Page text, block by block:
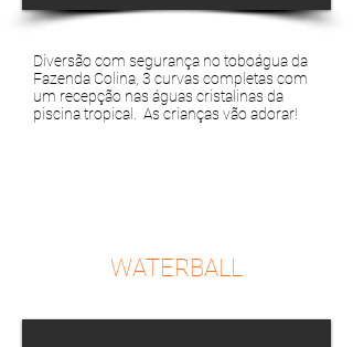
Diversão com segurança no toboágua da
Fazenda Colina, 3 curvas completas com
um recepção nas águas cristalinas da
piscina tropical. As crianças vão adorar!
WATERBALL